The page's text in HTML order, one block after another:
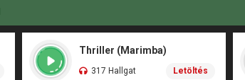
Thriller (Marimba)
317 Hallgat Letöltés